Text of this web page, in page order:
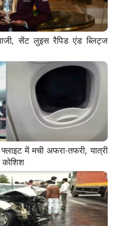
सेंट लुइस रैपिड एंड ब्लिट्ज
में मची अफरा-तफरी, यात्री
कोशिश